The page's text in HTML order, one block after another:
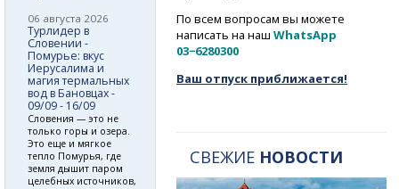
По всем вопросам вы можете
написать на нашWhatsApp
03−6280300
Ваш отпуск приближается!
СВЕЖИЕ НОВОСТИ
06 августа 2026
Турлидер в
Словении -
Помурье: вкус
Иерусалима и
магия термальных
вод в Бановцах -
09/09 - 16/09
Словения — это не
только горы и озера.
Это еще и мягкое
тепло Помурья, где
земля дышит паром
целебных источников,